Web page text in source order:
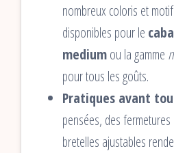
nombreux coloris et
disponibles pour le
mediumou la gamme
pour tous les goûts.
Pratiques avant
pensées, des
bretelles ajustables